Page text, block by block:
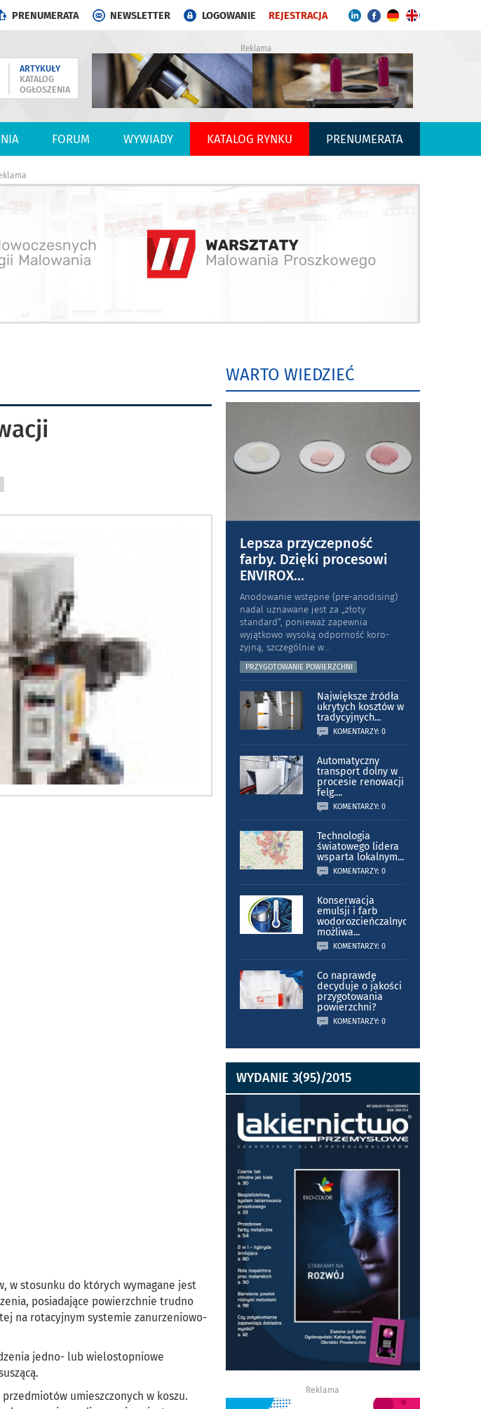
PRENUMERATA NEWSLETTER LOGOWANIE REJESTRACJA
ARTYKUŁY
KATALOG
OGŁOSZENIA
Reklama
FORUM WYWIADY KATALOG RYNKU PRENUMERATA
w stosunku do których wymagane jest
posiadające powierzchnie trudno
na rotacyjnym systemie zanurzeniowo-
jedno- lub wielostopniowe
umieszczonych w koszu.
WARTO WIEDZIEĆ
Lepsza przyczepność
farby. Dzięki procesowi
ENVIROX...
Anodowanie wstępne (pre-anodising)
nadal uznawane jest za „złoty
standard”, ponieważ zapewnia
wyjątkowo wysoką odporność koro­
zyjną, szczególnie w...
PRZYGOTOWANIE POWIERZCHNI
Największe źródła
ukrytych kosztów w
tradycyjnych...
KOMENTARZY: 0
Automatyczny
transport dolny w
procesie renowacji
felg....
KOMENTARZY: 0
Technologia
światowego lidera
wsparta lokalnym...
KOMENTARZY: 0
Konserwacja
emulsji i farb
wodorozcieńczalnych
możliwa...
KOMENTARZY: 0
Co naprawdę
decyduje o jakości
przygotowania
powierzchni?
KOMENTARZY: 0
WYDANIE 3(95)/2015
Reklama